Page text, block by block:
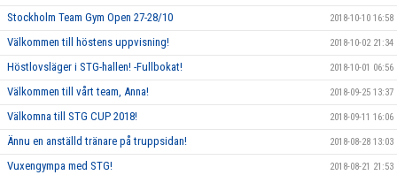
Stockholm Team Gym Open 27-28/10 2018-10-10 16:58
Välkommen till höstens uppvisning! 2018-10-02 21:34
Höstlovsläger i STG-hallen! -Fullbokat! 2018-10-01 06:56
Välkommen till vårt team, Anna! 2018-09-25 13:37
Välkomna till STG CUP 2018! 2018-09-11 16:06
Ännu en anställd tränare på truppsidan! 2018-08-28 13:03
Vuxengympa med STG! 2018-08-21 21:53